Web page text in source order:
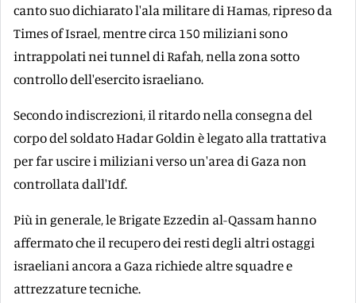
canto suo dichiarato l'ala militare di Hamas, ripreso da
Times of Israel, mentre circa 150 miliziani sono
intrappolati nei tunnel di Rafah, nella zona sotto
controllo dell'esercito israeliano.
Secondo indiscrezioni, il ritardo nella consegna del
corpo del soldato Hadar Goldin è legato alla trattativa
per far uscire i miliziani verso un'area di Gaza non
controllata dall'Idf.
Più in generale, le Brigate Ezzedin al-Qassam hanno
affermato che il recupero dei resti degli altri ostaggi
israeliani ancora a Gaza richiede altre squadre e
attrezzature tecniche.